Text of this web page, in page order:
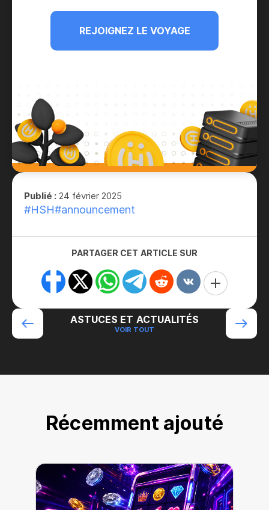
REJOIGNEZ LE VOYAGE
Publié : 24 février 2025
#HSH#announcement
PARTAGER CET ARTICLE SUR
ASTUCES ET ACTUALITÉS
VOIR TOUT
Récemment ajouté